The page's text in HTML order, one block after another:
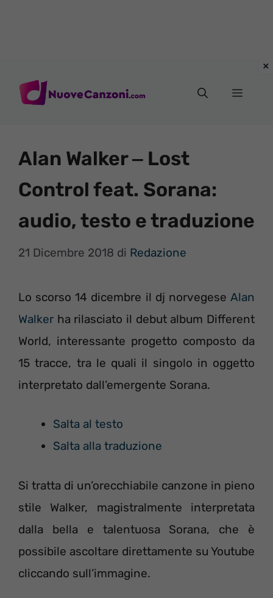
Menu
Alan Walker ‒ Lost
Control feat. Sorana:
audio, testo e traduzione
21 Dicembre 2018 di Redazione
Lo scorso 14 dicembre il dj norvegese Alan
Walker ha rilasciato il debut album Different
World, interessante progetto composto da
15 tracce, tra le quali il singolo in oggetto
interpretato dall’emergente Sorana.
Salta al testo
Salta alla traduzione
Si tratta di un’orecchiabile canzone in pieno
stile Walker, magistralmente interpretata
dalla bella e talentuosa Sorana, che è
possibile ascoltare direttamente su Youtube
cliccando sull’immagine.